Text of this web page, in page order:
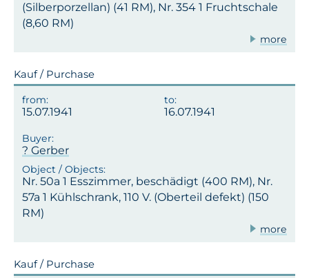
(Silberporzellan) (41 RM), Nr. 354 1 Fruchtschale
(8,60 RM)
more
Kauf / Purchase
15.07.1941 16.07.1941
? Gerber
Nr. 50a 1 Esszimmer, beschädigt (400 RM), Nr.
57a 1 Kühlschrank, 110 V. (Oberteil defekt) (150
RM)
more
Kauf / Purchase